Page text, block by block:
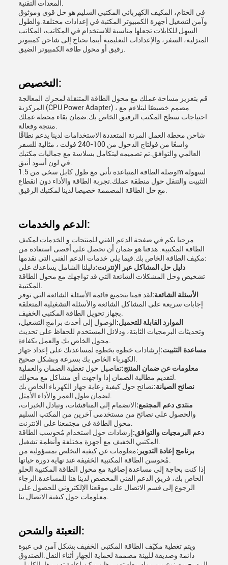
في الختام، المكيف الكهربائي المكتبي السليم هو حل قوي وموثوق
وآمن لتشغيل أجهزة الكمبيوتر المكتبة في إعدادات مختلفة.والطول
السهل للكابلات تجعلها مناسبة للاستخدام في المكاتب، المكاتب
المنزلية، السفر، والإعدادات التعليمية ‬أينما تحتاج إلى شاحن كمبيوتر
التخصيص:
قم بتعزيز مساحة عملك مع محول الطاقة المتنقلة لمحرك المعالجة
المركزية (CPU Power Adapter) ، مصمم خصيصًا ليتلاءم مع
احتياجات سطح المكتب الرقيق الخاص بك.ضمان بقاء محطة عملك
شاحن محطة العمل المرنة المتعددة الاستخدامات لدينا يدعم نطاقًا
واسعًا من فولتاج الدخول من 100-240 فولت ، مثالية للسفر
العالمي والتوافق.تم تصميمه ليتكامل بسلاسة مع جماليات مكتبك
وصلة الطاقة المتباعدة تأتي مع طول كابل سخي من 1.5m لسهولة
التثبيت والتنقل حول منطقة عملك.تجربة الطاقة والأداء دون انقطاع
الدعم والخدمات:
مرحبا بكم في صفحة الدعم الفني للمنتجات و الخدمات لمكيف
الطاقة المكتبية. هدفنا هو ضمان أن تحصل على أقصى استفادة من
مكيف الطاقة الخاص بك.فيما يلي خدمات الدعم الفني التي نقدمها:
دليل حل المشاكل عبر الإنترنت:دليلنا الشامل يساعدك على
تشخيص وحل المشكلات الشائعة التي قد تواجهك مع محول الطاقة
الأسئلة الشائعة:لقد قمنا بتجميع قائمة الأسئلة الشائعة التي توفر
إجابات سريعة على المشاكل الشائعة والأسئلة التشغيلية المتعلقة
الموارد القابلة للتحميل:الوصول إلى أحدث برامج التشغيل،
وتحديثات البرمجيات الثابتة، ودلائل المستخدم للحفاظ على تحديث
مساعدة التثبيت:إرشادات خطوة بخطوة لمساعدتك على إعداد جهاز
معلومات عن ضمان المنتج:تفاصيل حول تغطية الضمان والعملية
نصائح الصيانة:نصائح حول كيفية رعاية جهاز الكهرباء الخاص بك
منتدى دعم المجتمع:الانضمام إلى المناقشات، وتبادل الخبرات،
والحصول على نصائح من مستخدمي آخرين من المكتب السليم
دعم البرمجيات والتوافق:إرشادات حول استخدام مُحوسب الطاقة
برنامج إعادة التدوير:معلومات عن كيفية التخلص بمسؤولية من
إذا كنت بحاجة إلى مساعدة إضافية مع محول الطاقة المكتبية الحلو
الخاص بك، فريق الدعم الفني المخصص لدينا هنا للمساعدة.الرجاء
الرجوع إلى قسم الاتصال على موقعنا الإلكتروني للحصول على
التعبئة والشحن:
ويتم تغطية مكيّف الطاقة المكتبي الخفيف بشكل آمن في عبوة
دائمة وصديقة للبيئة مصممة لحماية الجهاز أثناء النقل.الصندوق